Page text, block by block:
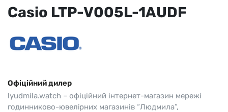
Casio LTP-V005L-1AUDF
Офіційний дилер
lyudmila.watch – офіційний інтернет-магазин мережі
годинниково-ювелірних магазинів “Людмила”,